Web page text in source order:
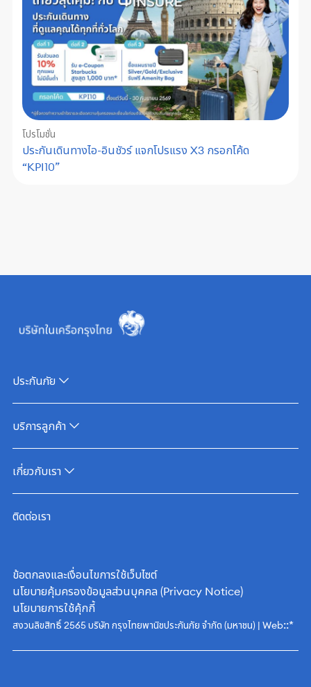
โปรโมชั่น
ประกันเดินทางไอ-อินชัวร์ แจกโปรแรง X3 กรอกโค้ด
“KPI10”
ประกันภัย
บริการลูกค้า
เกี่ยวกับเรา
ติดต่อเรา
ข้อตกลงและเงื่อนไขการใช้เว็บไซต์
นโยบายคุ้มครองข้อมูลส่วนบุคคล (Privacy Notice)
นโยบายการใช้คุ้กกี้
สงวนลิขสิทธิ์ 2565 บริษัท กรุงไทยพานิชประกันภัย จำกัด (มหาชน) | Web::*